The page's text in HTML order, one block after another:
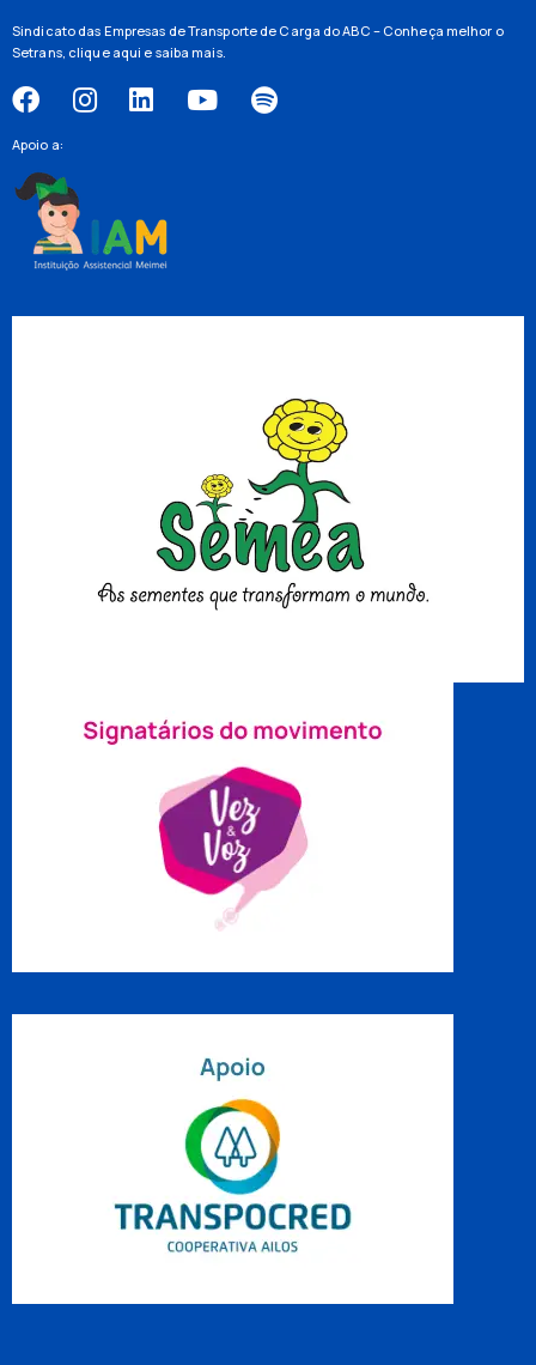
Sindicato das Empresas de Transporte de Carga do ABC – Conheça melhor o
Setrans, clique aqui e saiba mais.
Apoio a: